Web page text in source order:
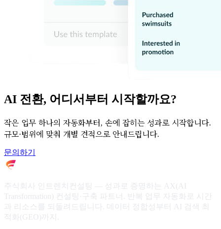
AI 전환, 어디서부터 시작할까요?
작은 업무 하나의 자동화부터, 손에 잡히는 성과로 시작합니다.
규모·범위에 맞춰 개별 견적으로 안내드립니다.
문의하기
주식회사 인트렌치컨설팅 — 성과로 증명하는 AX(AI
Transformation) 컨설팅·구축 파트너. 반복 업무 자동화로 시간
과 리소스를 되돌려드립니다. 데이터 정합성부터 AI 검색 최
적화(GEO)까지.